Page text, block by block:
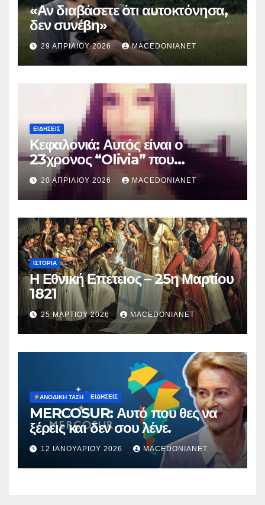
«Αν διαβάσετε ότι αυτοκτόνησα,
δεν συνέβη»
29 ΑΠΡΙΛΊΟΥ 2026 MACEDONIANET
ΕΙΔΉΣΕΙΣ
Κεφαλονιά: Αυτός είναι ο
23χρονος “Olivia” που
κατηγορείται για τον θάνατο της
Μυρτούς
20 ΑΠΡΙΛΊΟΥ 2026 MACEDONIANET
ΙΣΤΟΡΊΑ
Η Εθνική Επετειος – 25η Μαρτίου
1821
25 ΜΑΡΤΊΟΥ 2026 MACEDONIANET
ΑΝΟΔΙΚΉ ΤΆΣΗ ΕΙΔΉΣΕΙΣ
MERCOSUR: Αυτό που θες να
ξέρεις και δεν σου λένε.
12 ΙΑΝΟΥΑΡΊΟΥ 2026 MACEDONIANET